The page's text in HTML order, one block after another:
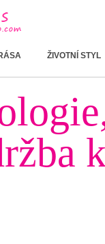
ŽIVOTNÍ STYL